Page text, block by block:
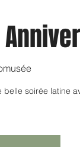
belle soirée latine